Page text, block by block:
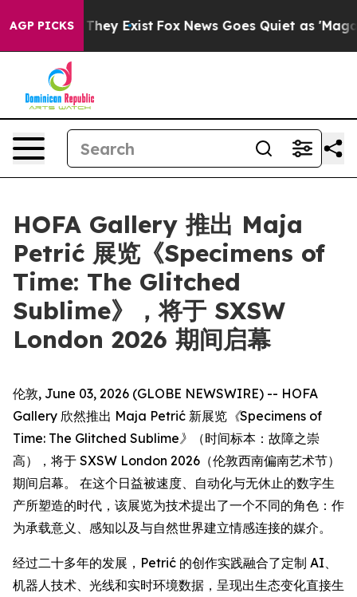
AGP PICKS
no Proof They Exist Fox News Goes Quiet as 'Maga
HOFA Gallery 推出 Maja
Petrić 展览《Specimens of
Time: The Glitched
Sublime》，将于 SXSW
London 2026 期间启幕
伦敦, June 03, 2026 (GLOBE NEWSWIRE) -- HOFA
Gallery 欣然推出 Maja Petrić 新展览 《Specimens of
Time: The Glitched Sublime》
（时间标本：故障之崇
高），将于 SXSW London 2026（伦敦西南偏南艺术节）
期间启幕。 在这个日益被速度、自动化与无休止的数字生
产所塑造的时代，该展览为技术提出了一个不同的角色：作
为承载意义、感知以及与自然世界建立情感连接的媒介。
经过二十多年的发展，Petrić 的创作实践融合了定制 AI、
机器人技术、光线和实时环境数据，呈现出生态变化直接生